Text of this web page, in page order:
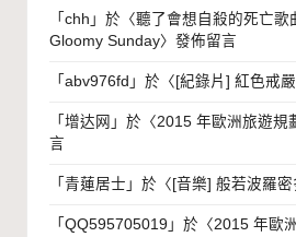
「 chh 」於〈聽了會想自殺的死亡歌
Gloomy Sunday〉發佈留言
「 abv976fd 」於〈 [紀錄片] 紅色戒嚴
「 增达网 」於〈2015 年歐洲旅遊規
言
「 青蓮居士 」於〈 [音樂] 般若波羅密
「 QQ595705019 」於〈2015 年歐